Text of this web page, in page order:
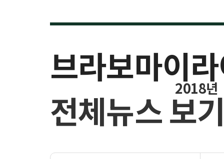
브라보마이
전체뉴스 보
2018년